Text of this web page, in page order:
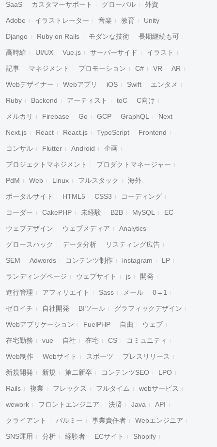
SaaS カスタマーサポート グローバル 外資
Adobe イラストレーター 音楽 教育 Unity
Django Ruby on Rails モダンな技術 長期継続も可
高時給 UI/UX Vue.js サーバーサイド イラスト
記事 マネジメント プロモーション C# VR AR
Webデザイナー Webアプリ iOS Swift エンタメ
Ruby Backend アーティスト toC C向け
メルカリ Firebase Go GCP GraphQL Next
Next.js React React.js TypeScript Frontend
コンサル Flutter Android 企画
プロジェクトマネジメント プロダクトマネージャー
PdM Web Linux フルスタック 海外
ポータルサイト HTML5 CSS3 コーディング
コーダー CakePHP 未経験 B2B MySQL EC
ウェブデザイン ウェブメディア Analytics
グロースハック データ分析 リスティング広告
SEM Adwords コンテンツ制作 instagram LP
ランディングページ ウェブサイト js 開発
進行管理 アフィリエイト Sass メール 0→1
ゼロイチ 自社開発 BIツール グラフィックデザイン
Webアプリケーション FuelPHP 自由 ウェブ
在宅勤務 vue 自社 在宅 CS コミュニティ
Web制作 Webサイト スポーツ プレスリリース
新規開発 新規 第二新卒 コンテンツSEO LPO
Rails 複業 フレックス フルタイム webサービス
wework フロントエンジニア 決済 Java API
クライアント パルミー 事業責任者 Webエンジニア
SNS運用 分析 経験者 ECサイト Shopify